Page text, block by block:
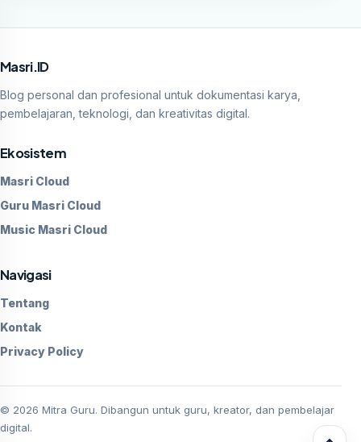
Masri.ID
Blog personal dan profesional untuk dokumentasi karya,
pembelajaran, teknologi, dan kreativitas digital.
Ekosistem
Masri Cloud
Guru Masri Cloud
Music Masri Cloud
Navigasi
Tentang
Kontak
Privacy Policy
© 2026 Mitra Guru. Dibangun untuk guru, kreator, dan pembelajar
digital.